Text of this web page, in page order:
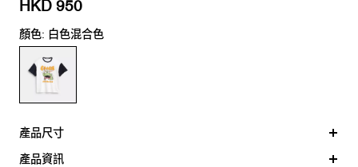
HKD 950
顏色: 白色混合色
產品尺寸
產品資訊